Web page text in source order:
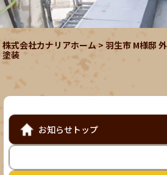
株式会社カナリアホーム>羽生市 M様邸
塗装
お知らせトップ